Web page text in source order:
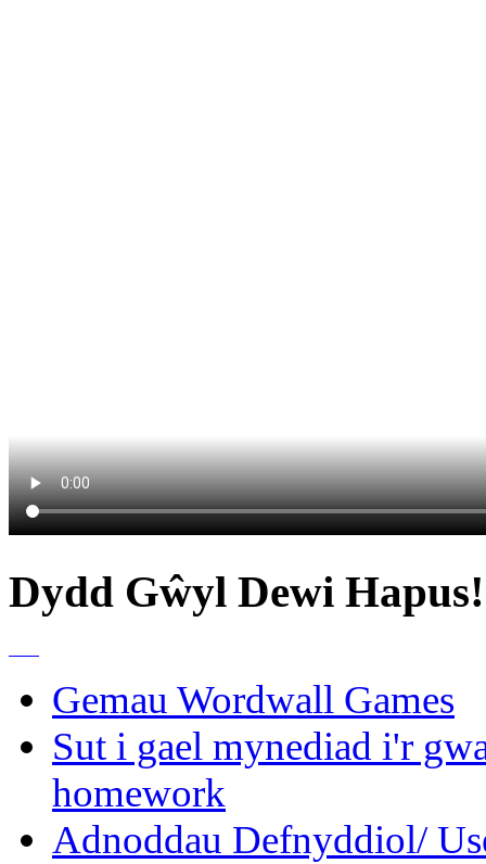
Dydd Gŵyl Dewi Hapus!
Gemau Wordwall Games
Sut i gael mynediad i'r
homework
Adnoddau Defnyddiol/